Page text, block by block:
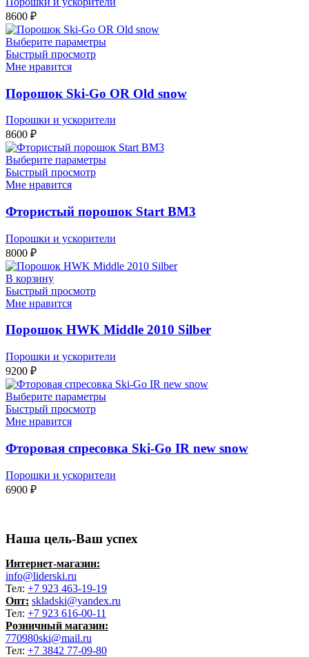
8600 ₽
Выберите параметры
Быстрый просмотр
Мне нравится
Порошок Ski-Go OR Old snow
Порошки и ускорители
8600 ₽
Выберите параметры
Быстрый просмотр
Мне нравится
Фтористый порошок Start ВМ3
Порошки и ускорители
8000 ₽
В корзину
Быстрый просмотр
Мне нравится
Порошок HWK Middle 2010 Silber
Порошки и ускорители
9200 ₽
Выберите параметры
Быстрый просмотр
Мне нравится
Фторовая спресовка Ski-Go IR new snow
Порошки и ускорители
6900 ₽
Наша цель-Ваш успех
Интернет-магазин:
info@liderski.ru
Тел: +7 923 463-19-19
Опт: skladski@yandex.ru
Тел: +7 923 616-00-11
Розничный магазин:
770980ski@mail.ru
Тел: +7 3842 77-09-80